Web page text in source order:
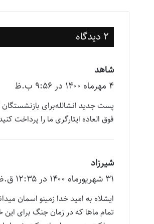
2 دیدگاه
شاهد
ف
ت
:
۴ مهر‌ماه ۱۴۰۰ در ۹:۵۶ ب.ظ
فوق العاده ایثارگری ما را پرداخت
شیرزاد
ف
ت
:
۳۱ شهریور‌ماه ۱۴۰۰ در ۱۲:۳۵ ق.ظ
ایشلاه به امید خدا زمینو اسمان
تمام ماها که در زمان جنگ برای این